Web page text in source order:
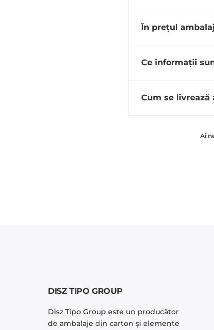
În prețul
Ce informații
Cum se livrează
Ai
DISZ TIPO GROUP
Disz Tipo Group este un producător
de ambalaje din carton și elemente